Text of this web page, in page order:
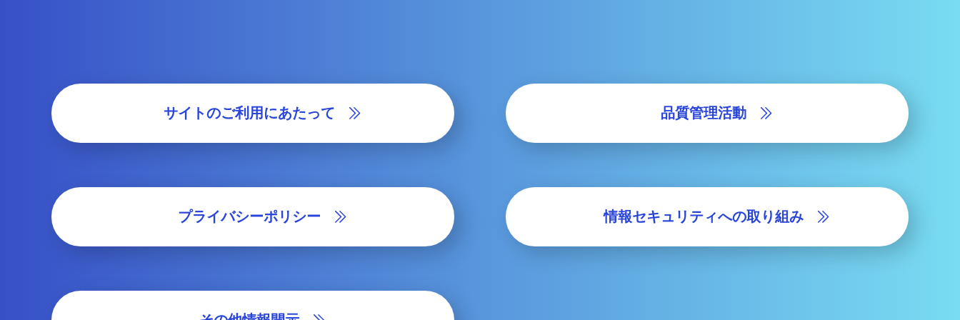
サイトのご利用にあたって 品質管理活動
プライバシーポリシー 情報セキュリティへの取り組み